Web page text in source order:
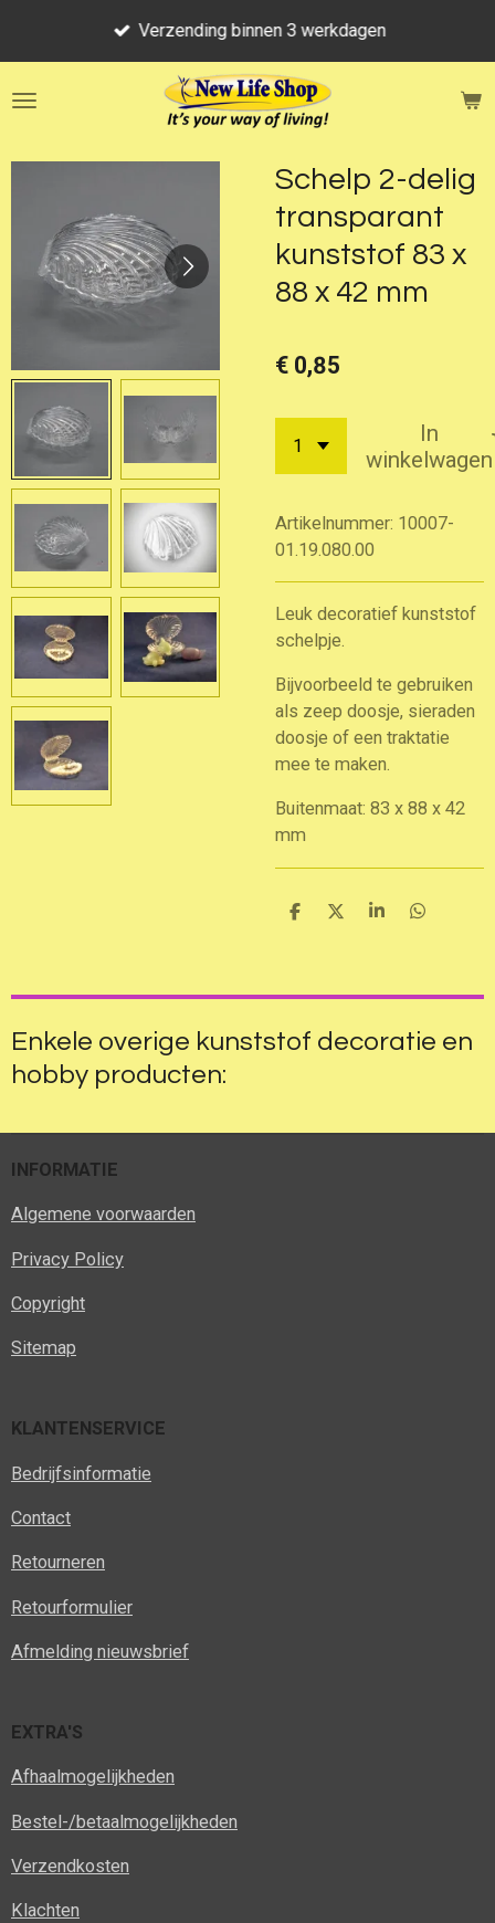
de
Verzending binnen 3 werkdagen
Schelp 2-delig
transparant
kunststof 83 x
88 x 42 mm
€ 0,85
In
winkelwagen
Artikelnummer: 10007-
01.19.080.00
Leuk decoratief kunststof
schelpje.
Bijvoorbeeld te gebruiken
als zeep doosje, sieraden
doosje of een traktatie
mee te maken.
Buitenmaat: 83 x 88 x 42
mm
D
n
D
S
e
D
n
Enkele overige kunststof decoratie en
hobby producten:
INFORMATIE
Algemene voorwaarden
Privacy Policy
Copyright
Sitemap
KLANTENSERVICE
Bedrijfsinformatie
Contact
Retourneren
Retourformulier
Afmelding nieuwsbrief
EXTRA'S
Afhaalmogelijkheden
Bestel-/betaalmogelijkheden
Verzendkosten
Klachten